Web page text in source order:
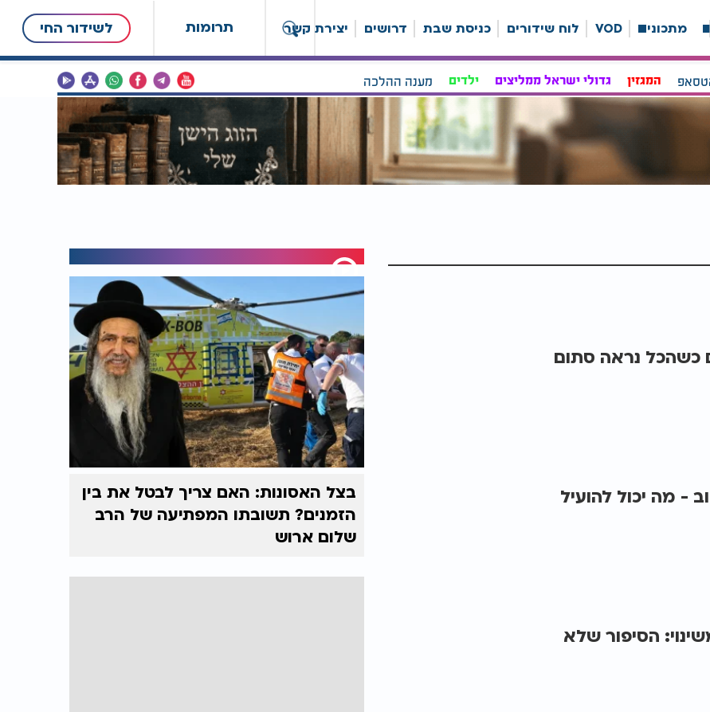
תרומות לשידור החי מתכונים VOD לוח שידורים כניסת שבת דרושים יצירת קשר
המגזין גדולי ישראל ממליצים ילדים מענה ההלכה
כשהכל נראה סתום
- מה יכול להועיל
הסיפור שלא
בצל האסונות: האם צריך לבטל את בין
הזמנים? תשובתו המפתיעה של הרב
שלום ארוש